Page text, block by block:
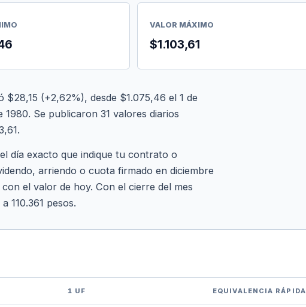
VALOR MÁXIMO
$1.103,61
$28,15 (+2,62%), desde $1.075,46 el 1 de
1980. Se publicaron 31 valores diarios
día exacto que indique tu contrato o
arriendo o cuota firmado en diciembre
el valor de hoy. Con el cierre del mes
110.361 pesos.
1 UF EQUIVALENCIA RÁPIDA